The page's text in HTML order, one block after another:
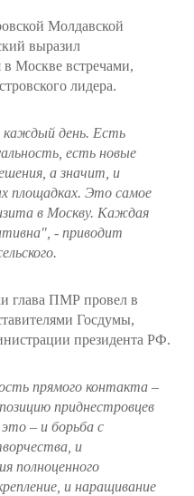
Молдавской
выразил
в Москве встречами,
лидера.
каждый день. Есть
есть новые
а значит, и
площадках. Это самое
в Москву. Каждая
- приводит
глава ПМР провел в
Госдумы,
президента РФ.
прямого контакта –
приднестровцев
– и борьба с
и
полноценного
и наращивание